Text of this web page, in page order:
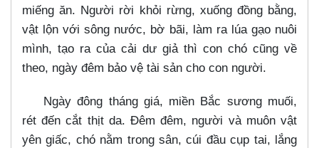
miếng ăn. Người rời khỏi rừng, xuống đồng bằng,
vật lộn với sông nước, bờ bãi, làm ra lúa gạo nuôi
mình, tạo ra của cải dư giả thì con chó cũng về
theo, ngày đêm bảo vệ tài sản cho con người.
Ngày đông tháng giá, miền Bắc sương muối,
rét đến cắt thịt da. Đêm đêm, người và muôn vật
yên giấc, chó nằm trong sân, cúi đầu cụp tai, lắng